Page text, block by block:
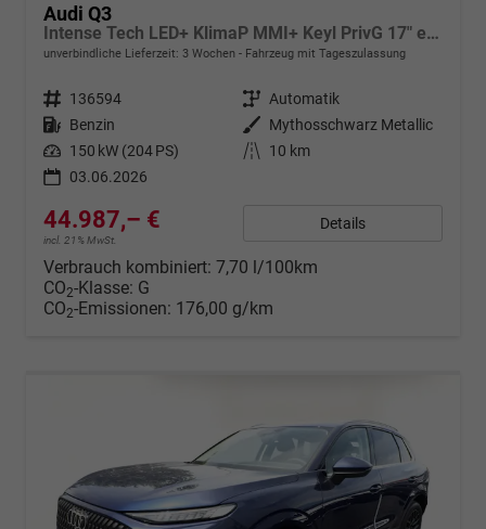
Audi Q3
Intense Tech LED+ KlimaP MMI+ Keyl PrivG 17" eHK PDC+
unverbindliche Lieferzeit: 3 Wochen Fahrzeug mit Tageszulassung
Fahrzeugnr. 136594 Getriebe Automatik
Kraftstoff Benzin Außenfarbe Mythosschwarz Metallic
Leistung 150 kW (204 PS) Kilometerstand
10 km
03.06.2026
44.987,– €
incl. 21% MwSt.
Details
Verbrauch kombiniert: 7,70 l/100km
CO2-Klasse: G
CO2-Emissionen: 176,00 g/km